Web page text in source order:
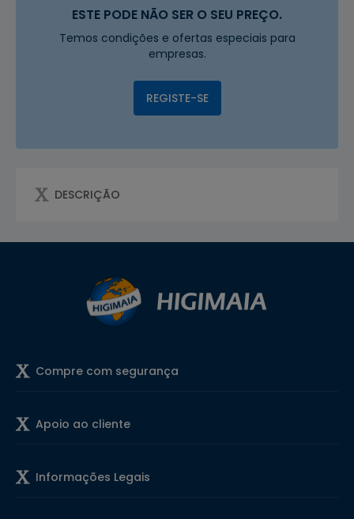
ESTE PODE NÃO SER O SEU PREÇO.
Temos condições e ofertas especiais para
empresas.
REGISTE-SE
DESCRIÇÃO
Compre com segurança
Apoio ao cliente
Informações Legais